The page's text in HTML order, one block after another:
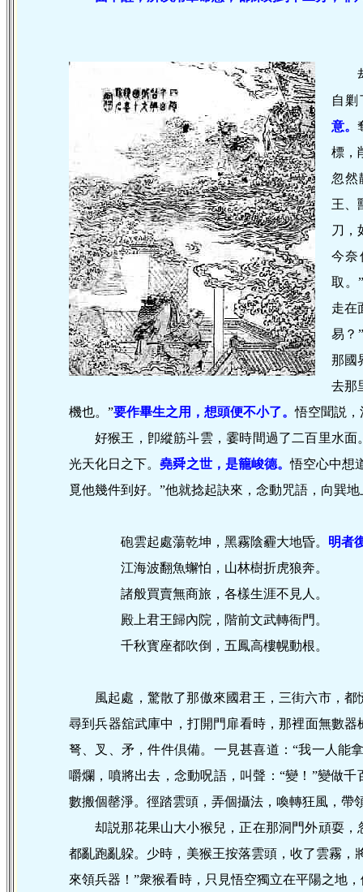
自剿
意。
標，
忽然
王、
刀，
今奈
取。
走在
易？
那國
去那
機也。”要作畢生之用，想頭便不小了。悟空聞説，
好猴王，卽縱筋斗雲，霎時間過了二百里水
光天化日之下。堯舜之世，是籠峻德。悟空心中想
覓他幾件到好。”他就捻起訣來，念動咒語，向巽
砲雲起處蕩乾坤，黑霧陰霾大地昏。 明者
江海波翻魚蠏怕，山林樹折虎狼奔。
諸般買賣無商旅，各樣生涯不見人。
殿上君王歸內院，階前文武轉衙門。
千秋寳座都吹倒，五鳳高樓幌動根。
風起處，驚散了那傲來國君王，三街六市，
尋到兵器舘武庫中，打開門扉看時，那裡面無數
弩、叉、矛，件件倶備。一見甚喜道：“我一人能
嚼爛，噴將出去，念動呪語，叫聲：“變！”變做
數搬個罄淨。徑踏雲頭，弄個攝法，喚轉狂風，帶
却説那花果山大小猴兒，正在那洞門外頑耍
都亂跑亂躱。少時，美猴王按落雲頭，收了雲霧
來領兵器！”衆猴看時，只見悟空獨立在平陽之地